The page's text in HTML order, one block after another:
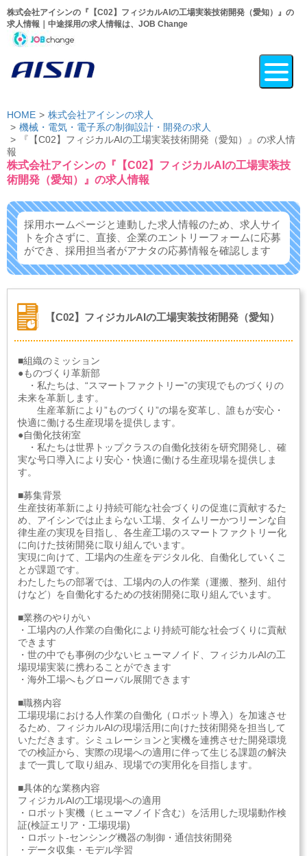
株式会社アイシンの『【C02】フィジカルAIの工場実装技術開発（愛知）』の
求人情報｜中途採用の求人情報は、JOB Change
HOME
株式会社アイシンの求人
機械・電気・電子系の制御設計・開発の求人
『【C02】フィジカルAIの工場実装技術開発（愛知）』の求人情
報
株式会社アイシンの『【C02】フィジカルAIの工場実装技
術開発（愛知）』の求人情報
採用ホームページと連動した求人情報のため、求人サイ
トを介さずに、 直接、企業のエントリーフォームに応募
ができ、 採用担当者がアナタの応募情報を確認します
【C02】フィジカルAIの工場実装技術開発（愛知）
■組織のミッション
●ものづくり革新部
・私たちは、“スマートファクトリー”の実現でものづくりの
未来を革新します。
生産革新により”ものづくり”の場を変革し、誰もが安心・
快適に働ける生産現場を提供します。
●自働化技術室
・私たちは世界トップクラスの自働化技術を研究開発し、確
実な号口導入により安心・快適に働ける生産現場を提供しま
す。
■募集背景
生産技術革新により持続可能な社会づくりの促進に貢献するた
め、アイシンでは止まらない工場、タイムリーかつリーンな自
律生産の実現を目指し、各生産工場のスマートファクトリー化
に向けた技術開発に取り組んでいます。
実現に向けて、工場内の生産をデジタル化、自働化していくこ
とが課題です。
わたしたちの部署では、工場内の人の作業（運搬、整列、組付
けなど）を自働化するための技術開発に取り組んでいます。
■業務のやりがい
・工場内の人作業の自働化により持続可能な社会づくりに貢献
できます
・世の中でも事例の少ないヒューマノイド、フィジカルAIの工
場現場実装に携わることができます
・海外工場へもグローバル展開できます
■職務内容
工場現場における人作業の自働化（ロボット導入）を加速させ
るため、フィジカルAIの現場活用に向けた技術開発を担当して
いただきます。シミュレーションと実機を連携させた開発環境
での検証から、実際の現場への適用に伴って生じる課題の解決
まで一貫して取り組み、現場での実用化を目指します。
■具体的な業務内容
フィジカルAIの工場現場への適用
・ロボット実機（ヒューマノイド含む）を活用した現場動作検
証(検証エリア・工場現場)
・ロボット-センシング機器の制御・通信技術開発
・データ収集・モデル学習